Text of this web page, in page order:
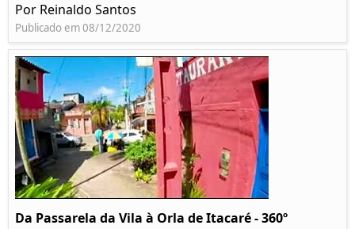
Por Reinaldo Santos
Publicado em 08/12/2020
Da Passarela da Vila à Orla de Itacaré - 360º